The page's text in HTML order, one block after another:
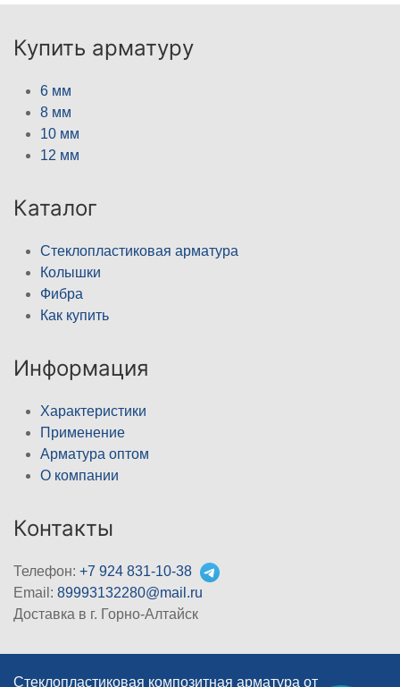
Купить арматуру
6 мм
8 мм
10 мм
12 мм
Каталог
Стеклопластиковая арматура
Колышки
Фибра
Как купить
Информация
Характеристики
Применение
Арматура оптом
О компании
Контакты
Телефон: +7 924 831-10-38
Email: 89993132280@mail.ru
Доставка в г. Горно-Алтайск
Стеклопластиковая композитная арматура от